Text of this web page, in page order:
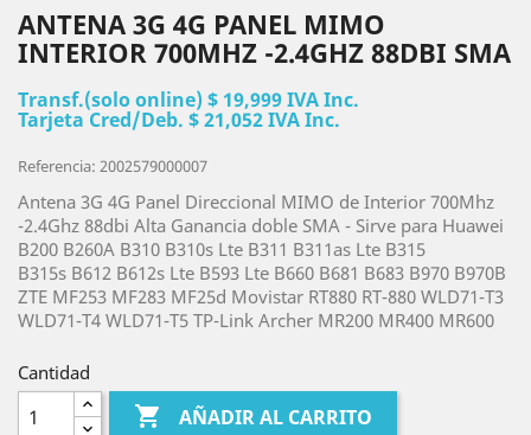
ANTENA 3G 4G PANEL MIMO
INTERIOR 700MHZ -2.4GHZ 88DBI SMA
Transf.(solo online) $ 19,999 IVA Inc.
Tarjeta Cred/Deb. $ 21,052 IVA Inc.
Referencia: 2002579000007
Antena 3G 4G Panel Direccional MIMO de Interior 700Mhz
-2.4Ghz 88dbi Alta Ganancia doble SMA - Sirve para Huawei
B200 B260A B310 B310s Lte B311 B311as Lte B315
B315s B612 B612s Lte B593 Lte B660 B681 B683 B970 B970B
ZTE MF253 MF283 MF25d Movistar RT880 RT-880 WLD71-T3
WLD71-T4 WLD71-T5 TP-Link Archer MR200 MR400 MR600
Cantidad
 AÑADIR AL CARRITO